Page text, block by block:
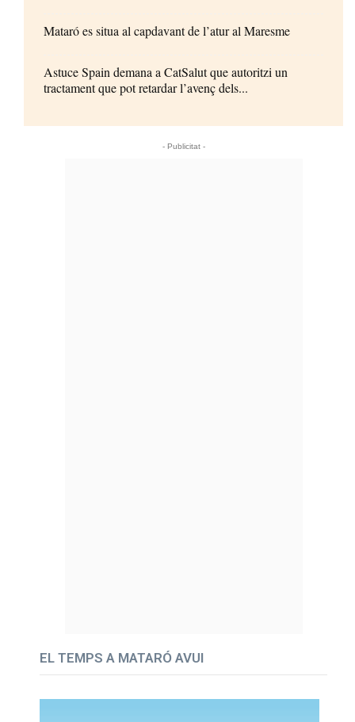
Mataró es situa al capdavant de l’atur al Maresme
Astuce Spain demana a CatSalut que autoritzi un
tractament que pot retardar l’avenç dels...
- Publicitat -
EL TEMPS A MATARÓ AVUI